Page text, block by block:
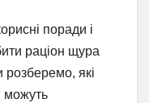
поради і
раціон щура
які
можуть